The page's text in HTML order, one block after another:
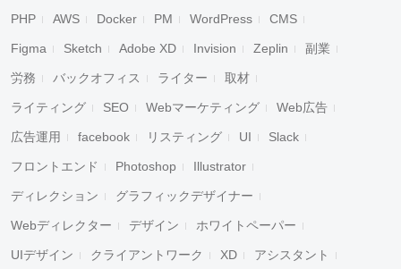
PHP AWS Docker PM WordPress CMS
Figma Sketch Adobe XD Invision Zeplin 副業
労務 バックオフィス ライター 取材
ライティング SEO Webマーケティング Web広告
広告運用 facebook リスティング UI Slack
フロントエンド Photoshop Illustrator
ディレクション グラフィックデザイナー
Webディレクター デザイン ホワイトペーパー
UIデザイン クライアントワーク XD アシスタント